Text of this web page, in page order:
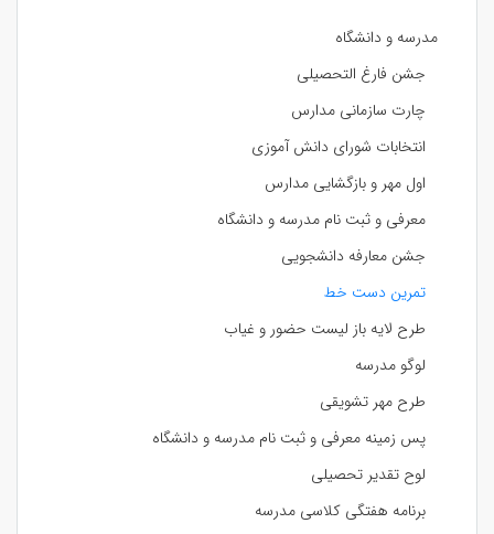
مدرسه و دانشگاه
جشن فارغ التحصیلی
چارت سازمانی مدارس
انتخابات شورای دانش آموزی
اول مهر و بازگشایی مدارس
معرفی و ثبت نام مدرسه و دانشگاه
جشن معارفه دانشجویی
تمرین دست خط
طرح لایه باز لیست حضور و غیاب
لوگو مدرسه
طرح مهر تشویقی
پس زمینه معرفی و ثبت نام مدرسه و دانشگاه
لوح تقدیر تحصیلی
برنامه هفتگی کلاسی مدرسه